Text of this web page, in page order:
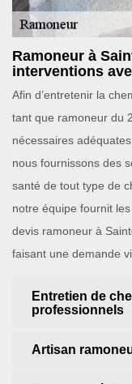
Ramoneur à
interventions
Afin d’entretenir la
tant que ramoneur du
nécessaires
nous fournissons des
santé de tout type de
notre équipe fournit
devis ramoneur à
faisant une demande
Entretien de
professionnels
Artisan